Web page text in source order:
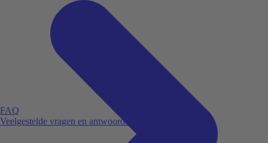
FAQ
Veelgestelde vragen en antwoorden.